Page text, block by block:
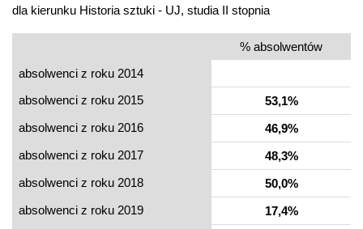
dla kierunku Historia sztuki - UJ, studia II stopnia
% absolwentów
absolwenci z roku 2014
absolwenci z roku 2015
53,1%
absolwenci z roku 2016
46,9%
absolwenci z roku 2017
48,3%
absolwenci z roku 2018
50,0%
absolwenci z roku 2019
17,4%